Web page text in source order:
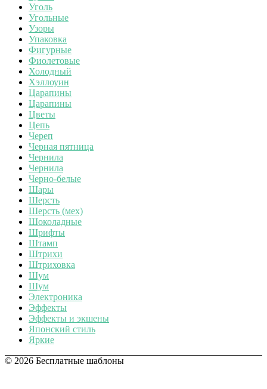
Уголь
Угольные
Узоры
Упаковка
Фигурные
Фиолетовые
Холодный
Хэллоуин
Царапины
Царапины
Цветы
Цепь
Череп
Черная пятница
Чернила
Чернила
Черно-белые
Шары
Шерсть
Шерсть (мех)
Шоколадные
Шрифты
Штамп
Штрихи
Штриховка
Шум
Шум
Электроника
Эффекты
Эффекты и экшены
Японский стиль
Яркие
© 2026 Бесплатные шаблоны